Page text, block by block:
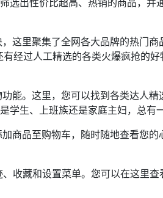
这里聚集了全网各大品牌的热门
经过人工精选的各类火爆疯抢的
能。这里，您可以找到各类达人精
学生、上班族还是家庭主妇，总有
商品至购物车，随时随地查看您
收藏和设置菜单。您可以在这里